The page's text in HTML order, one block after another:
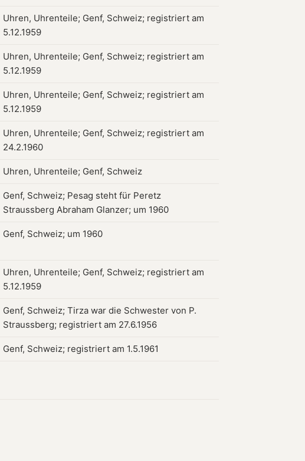
Uhren, Uhrenteile; Genf, Schweiz; registriert am
5.12.1959
Uhren, Uhrenteile; Genf, Schweiz; registriert am
5.12.1959
Uhren, Uhrenteile; Genf, Schweiz; registriert am
5.12.1959
Uhren, Uhrenteile; Genf, Schweiz; registriert am
24.2.1960
Uhren, Uhrenteile; Genf, Schweiz
Genf, Schweiz; Pesag steht für Peretz
Straussberg Abraham Glanzer; um 1960
Genf, Schweiz; um 1960
Uhren, Uhrenteile; Genf, Schweiz; registriert am
5.12.1959
Genf, Schweiz; Tirza war die Schwester von P.
Straussberg; registriert am 27.6.1956
Genf, Schweiz; registriert am 1.5.1961